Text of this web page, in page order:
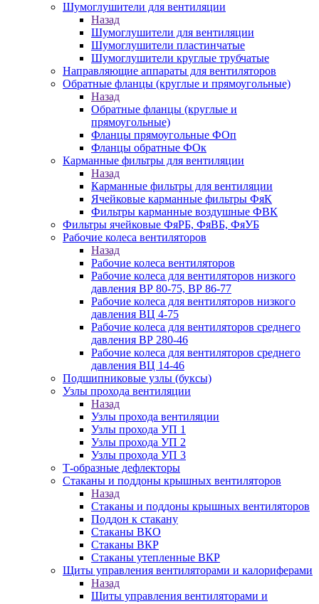
Шумоглушители для вентиляции
Назад
Шумоглушители для вентиляции
Шумоглушители пластинчатые
Шумоглушители круглые трубчатые
Направляющие аппараты для вентиляторов
Обратные фланцы (круглые и прямоугольные)
Назад
Обратные фланцы (круглые и
прямоугольные)
Фланцы прямоугольные ФОп
Фланцы обратные ФОк
Карманные фильтры для вентиляции
Назад
Карманные фильтры для вентиляции
Ячейковые карманные фильтры ФяК
Фильтры карманные воздушные ФВК
Фильтры ячейковые ФяРБ, ФяВБ, ФяУБ
Рабочие колеса вентиляторов
Назад
Рабочие колеса вентиляторов
Рабочие колеса для вентиляторов низкого
давления ВР 80-75, ВР 86-77
Рабочие колеса для вентиляторов низкого
давления ВЦ 4-75
Рабочие колеса для вентиляторов среднего
давления ВР 280-46
Рабочие колеса для вентиляторов среднего
давления ВЦ 14-46
Подшипниковые узлы (буксы)
Узлы прохода вентиляции
Назад
Узлы прохода вентиляции
Узлы прохода УП 1
Узлы прохода УП 2
Узлы прохода УП 3
Т-образные дефлекторы
Стаканы и поддоны крышных вентиляторов
Назад
Стаканы и поддоны крышных вентиляторов
Поддон к стакану
Стаканы ВКО
Стаканы ВКР
Стаканы утепленные ВКР
Щиты управления вентиляторами и калориферами
Назад
Щиты управления вентиляторами и